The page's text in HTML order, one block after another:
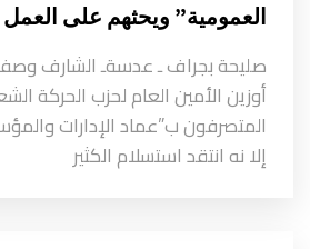
العمومية” ويحثهم على العمل
صليحة بجراف ـ عدسةـ الشارف
أوزين الأمين العام لحزب الحركة
المتصرفون ب”عماد الإدارات
إلا نه انتقد استسلام الكثير